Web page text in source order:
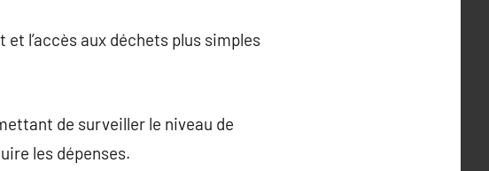
l’accès aux déchets plus simples
de surveiller le niveau de
les dépenses.